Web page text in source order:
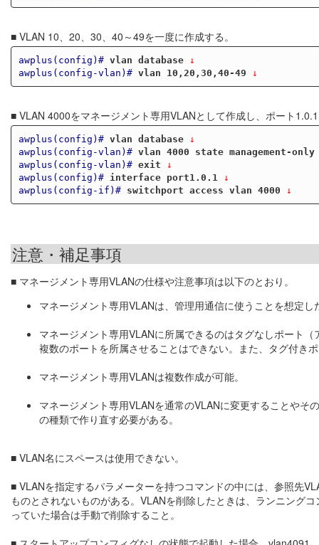
■ VLAN 10、20、30、40～49を一度に作成する。
awplus(config)# vlan database ↓
awplus(config-vlan)# vlan 10,20,30,40-49 ↓
■ VLAN 4000をマネージメント専用VLANとして作成し、ポート
awplus(config)# vlan database ↓
awplus(config-vlan)# vlan 4000 state management-only
awplus(config-vlan)# exit ↓
awplus(config)#
interface port1.0.1
↓
awplus(config-if)#
switchport access vlan 4000 ↓
注意・補足事項
■ マネージメント専用VLANの仕様や注意事項は以下のとおり。
マネージメント専用VLANは、管理用通信に使うことを想定
マネージメント専用VLANに所属できるのはタグなしポート
複数のポートを所属させることはできない。また、タグ付き
マネージメント専用VLANは複数作成が可能。
マネージメント専用VLANを通常のVLANに変更することや
の種類で作り直す必要がある。
■ VLAN名にスペースは使用できない。
■ VLANを指定するパラメーターを持つコマンドの中には、参照先
ものとされないものがある。VLANを削除したときは、ランニング
っていた場合は手動で削除すること。